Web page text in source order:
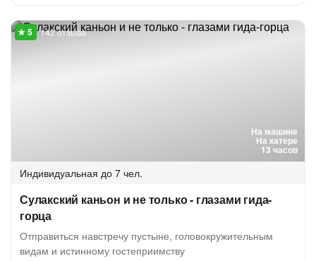
На машине
На катере
13 часов
142 отзыва
Индивидуальная до 7 чел.
Сулакский каньон и не только - глазами гида-
горца
Отправиться навстречу пустыне, головокружительным
видам и истинному гостеприимству